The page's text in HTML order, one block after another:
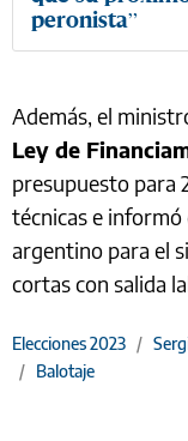
peronista”
Además, el
Ley de
presupuesto para
técnicas e informó
argentino para el
cortas con salida
Elecciones 2023 /
/ Balotaje